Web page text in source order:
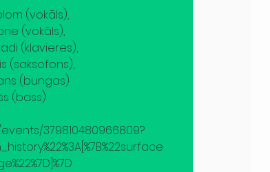
(vokāls),
(vokāls),
(klavieres),
(saksofons),
(bungas)
(bass)
379810480966809?